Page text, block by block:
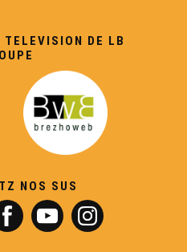
TELEVISION DE LB
NOS SUS